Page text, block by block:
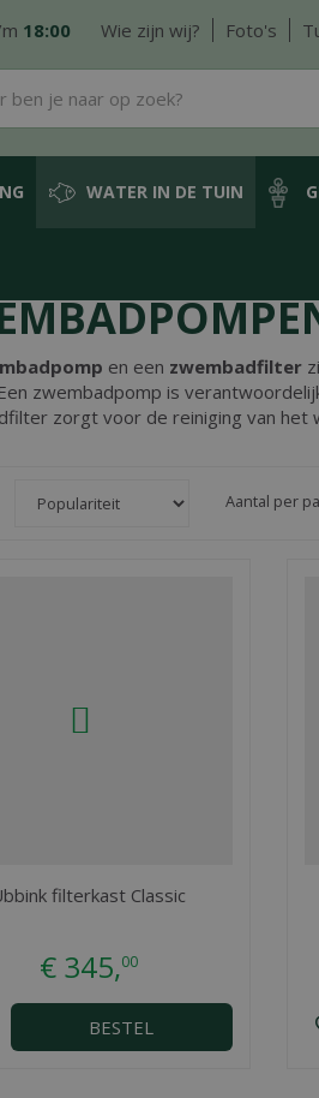
18:00 Wie zijn wij? Foto's
WATER IN DE TUIN
en een zwembadfilter
zwembadpomp is
zorgt voor de reiniging van
Aantal per
filterkast Classic
€ 345,00
BESTEL